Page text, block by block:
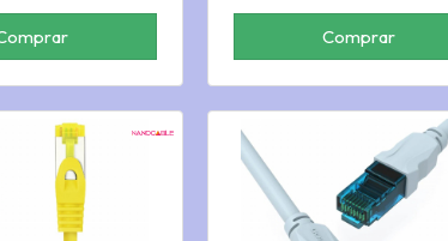
Comprar